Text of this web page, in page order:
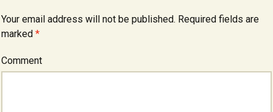
Your email address will not be published. Required fields are
marked *
Comment